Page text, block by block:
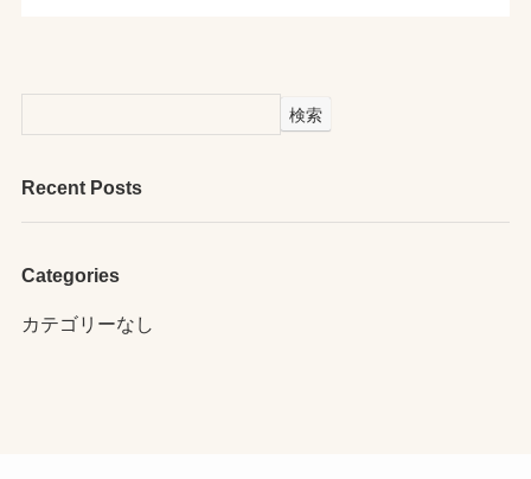
検索
Recent Posts
Categories
カテゴリーなし